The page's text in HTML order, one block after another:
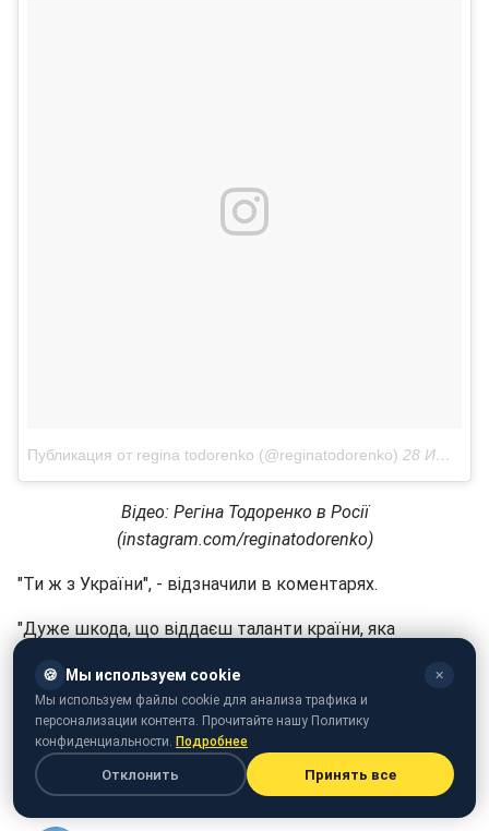
Публикация от regina todorenko (@reginatodorenko) 28 Июн 2018 в 10:48 PDT
Відео: Регіна Тодоренко в Росії
(instagram.com/reginatodorenko)
"Ти ж з України", - відзначили в коментарях.
"Дуже шкода, що віддаєш таланти країни, яка
дуже подобалася як ведуча, тепер розчарування.
Невже гроші дорожче совісті?" - написала користувач
під ніком kuropyatnikova.
"Злилася за популярністю в Рашку", - додали в мережі.
🍪 Мы используем cookie ✕
Мы используем файлы cookie для анализа трафика и
персонализации контента. Прочитайте нашу Политику
конфиденциальности. Подробнее
Отклонить Принять все